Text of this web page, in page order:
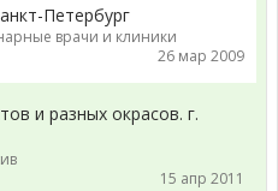
Петербург
врачи и клиники
26 мар 2009
и разных окрасов. г.
15 апр 2011